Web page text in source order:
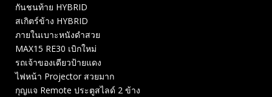
กันชนท้าย HYBRID
สเกิตร์ข้าง HYBRID
ภายในเบาะหนังดำสวย
MAX15 RE30 เบิกใหม่
รถเจ้าของเดียวป้ายแดง
ไฟหน้า Projector สวยมาก
กุญแจ Remote ประตูสไลด์ 2 ข้าง